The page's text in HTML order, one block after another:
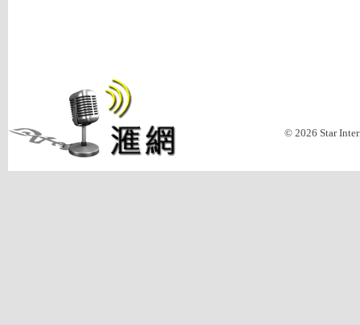
© 2026 Star